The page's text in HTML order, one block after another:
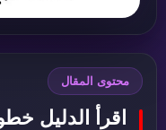
محتوى المقال
اقرأ الدليل